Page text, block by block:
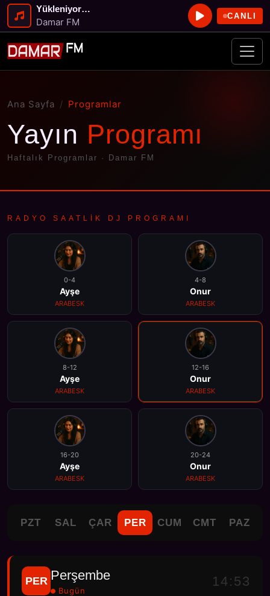
Yükleniyor…
Damar FM
CANLI
Ana Sayfa Programlar
Yayın Programı
Haftalık Programlar · Damar FM
RADYO SAATLİK DJ PROGRAMI
0-4
Ayşe
ARABESK
4-8
Onur
ARABESK
8-12
Ayşe
ARABESK
12-16
Onur
ARABESK
16-20
Ayşe
ARABESK
20-24
Onur
ARABESK
PZT SAL ÇAR PER CUM CMT PAZ
PER Perşembe
Bugün
14:53